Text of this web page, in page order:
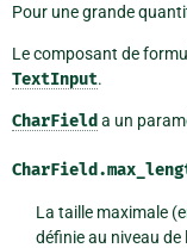
Pour une grande
Le composant de
TextInput.
CharField a un
CharField.
La taille maximale
définie au niveau de